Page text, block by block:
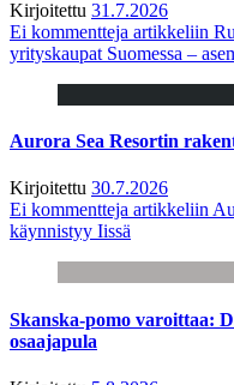
Kirjoitettu 31.7.2026
Ei kommentteja artikkeliin
yrityskaupat Suomessa –
Aurora Sea Resortin
Kirjoitettu 30.7.2026
Ei kommentteja artikkeliin
käynnistyy Iissä
Skanska-pomo varoittaa:
osaajapula